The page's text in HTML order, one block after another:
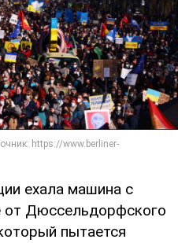
ехала машина с
от Дюссельдорфского
пытается